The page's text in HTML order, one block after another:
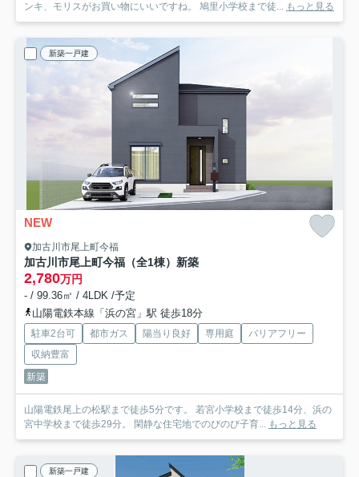
ンキ、モリスがお買い物にいいですね。 鳩里小学校まで徒... もっと見る
新築一戸建
NEW
加古川市尾上町今福
加古川市尾上町今福（全1棟）新築
2,780万円
- / 99.36㎡ / 4LDK /予定
山陽電鉄本線「浜の宮」駅 徒歩18分
駐車2台可 都市ガス 陽当り良好 専用庭
バリアフリー
収納豊富
新築
山陽電鉄尾上の松駅まで徒歩5分です。 若宮小学校まで徒歩14分、浜の
宮中学校まで徒歩29分。 閑静な住宅地でのびのび子育... もっと見る
新築一戸建